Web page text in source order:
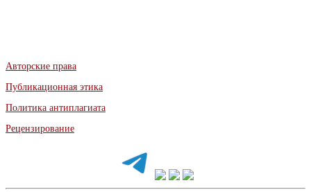
Авторские права
Публикационная этика
Политика антиплагиата
Рецензирование